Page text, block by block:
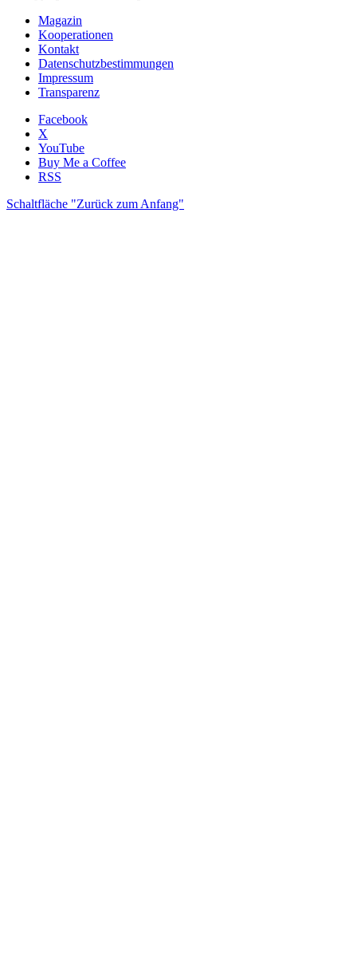
Magazin
Kooperationen
Kontakt
Datenschutzbestimmungen
Impressum
Transparenz
Facebook
X
YouTube
Buy Me a Coffee
RSS
Schaltfläche "Zurück zum Anfang"